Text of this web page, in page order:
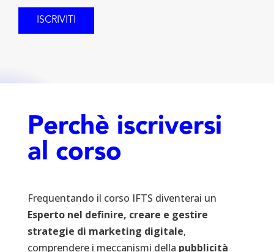
ISCRIVITI
Perchè iscriversi
al corso
Frequentando il corso IFTS diventerai un
Esperto nel definire, creare e gestire
strategie di marketing digitale,
comprendere i meccanismi della pubblicità